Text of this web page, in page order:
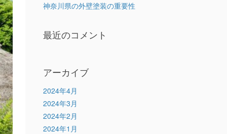
神奈川県の外壁塗装の重要性
最近のコメント
アーカイブ
2024年4月
2024年3月
2024年2月
2024年1月